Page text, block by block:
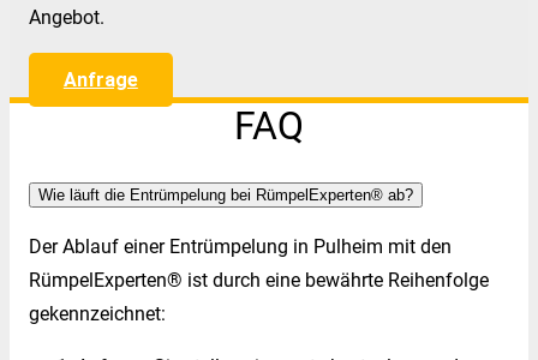
Angebot.
Anfrage
FAQ
Wie läuft die Entrümpelung bei RümpelExperten® ab?
Der Ablauf einer Entrümpelung in Pulheim mit den
RümpelExperten® ist durch eine bewährte Reihenfolge
gekennzeichnet: